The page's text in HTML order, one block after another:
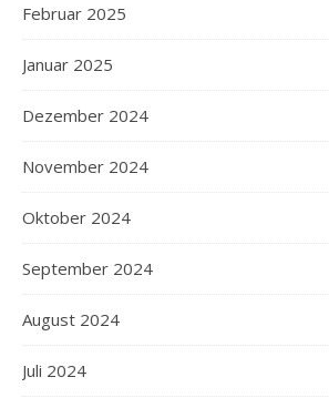
Februar 2025
Januar 2025
Dezember 2024
November 2024
Oktober 2024
September 2024
August 2024
Juli 2024